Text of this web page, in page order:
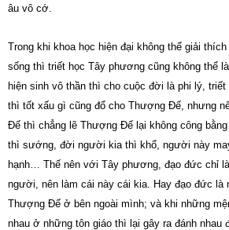
âu vô cớ.
Trong khi khoa học hiện đại không thể giải
sống thì triết học Tây phương cũng không thể
hiện sinh vô thần thì cho cuộc đời là phi lý,
thì tốt xấu gì cũng đổ cho Thượng Đế, nhưng
Đế thì chẳng lẽ Thượng Đế lại không công
thì sướng, đời người kia thì khổ, người này
hạnh… Thế nên với Tây phương, đạo đức chỉ
người, nên làm cái này cái kia. Hay đạo đức là
Thượng Đế ở bên ngoài mình; và khi những
nhau ở những tôn giáo thì lại gây ra đánh nhau